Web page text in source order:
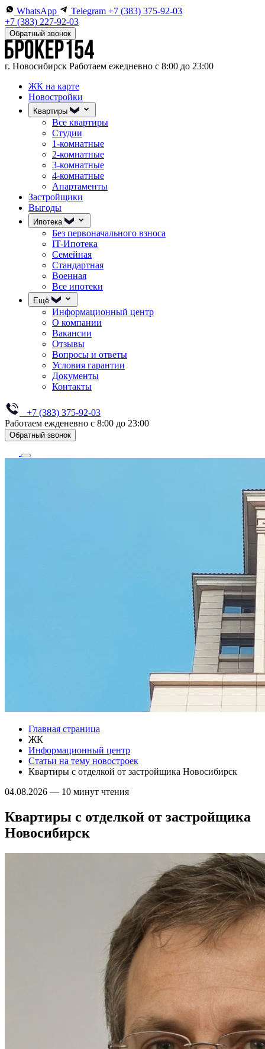
WhatsApp Telegram +7 (383) 375-92-03
+7 (383) 227-92-03
Обратный звонок
г. Новосибирск Работаем ежедневно с 8:00 до 23:00
ЖК на карте
Новостройки
Квартиры
Все квартиры
Студии
1-комнатные
2-комнатные
3-комнатные
4-комнатные
Апартаменты
Застройщики
Выгоды
Ипотека
Без первоначального взноса
IT-Ипотека
Семейная
Стандартная
Военная
Все ипотеки
Ещё
Информационный центр
О компании
Вакансии
Отзывы
Вопросы и ответы
Условия гарантии
Документы
Контакты
+7 (383) 375-92-03
Работаем ежденевно с 8:00 до 23:00
Обратный звонок
Главная страница
ЖК
Информационный центр
Статьи на тему новостроек
Квартиры с отделкой от застройщика Новосибирск
04.08.2026 — 10 минут чтения
Квартиры с отделкой от застройщика
Новосибирск